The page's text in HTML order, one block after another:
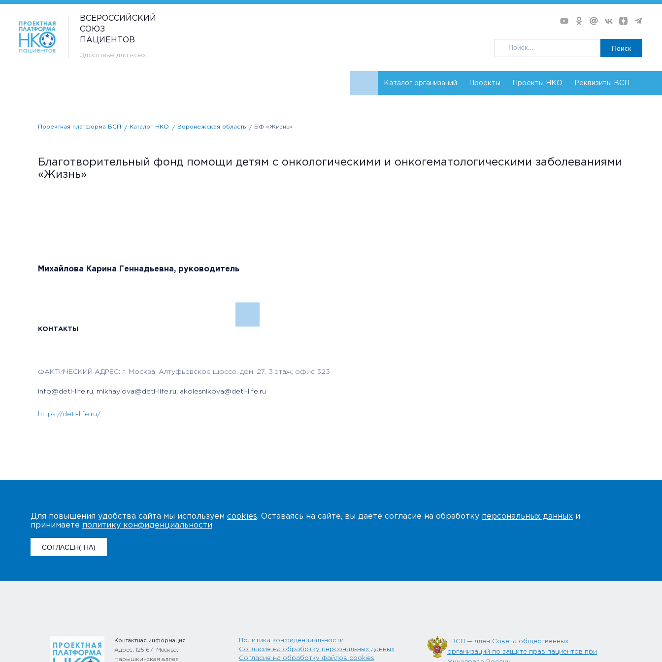
ВСЕРОССИЙСКИЙ
СОЮЗ
ПАЦИЕНТОВ
Здоровье для всех
Поиск
Каталог организаций Проекты Проекты НКО Реквизиты ВСП
Проектная платформа ВСП Каталог НКО Воронежская область БФ «Жизнь»
Благотворительный фонд помощи детям с онкологическими и онкогематологическими заболеваниями
«Жизнь»
Михайлова Карина Геннадьевна, руководитель
КОНТАКТЫ
ФАКТИЧЕСКИЙ АДРЕС: г. Москва, Алтуфьевское шоссе, дом. 27, 3 этаж, офис 323
info@deti-life.ru, mikhaylova@deti-life.ru, akolesnikova@deti-life.ru
https://deti-life.ru/
Для повышения удобства сайта мы используем cookies. Оставаясь на сайте, вы даете согласие на обработку персональных данных и
принимаете политику конфиденциальности
СОГЛАСЕН(-НА)
Контактная информация
Адрес: 125167, Москва,
Нарышкинская аллея
Политика конфиденциальности
Согласие на обработку персональных данных
Согласие на обработку файлов cookies
ВСП — член Совета общественных
организаций по защите прав пациентов при